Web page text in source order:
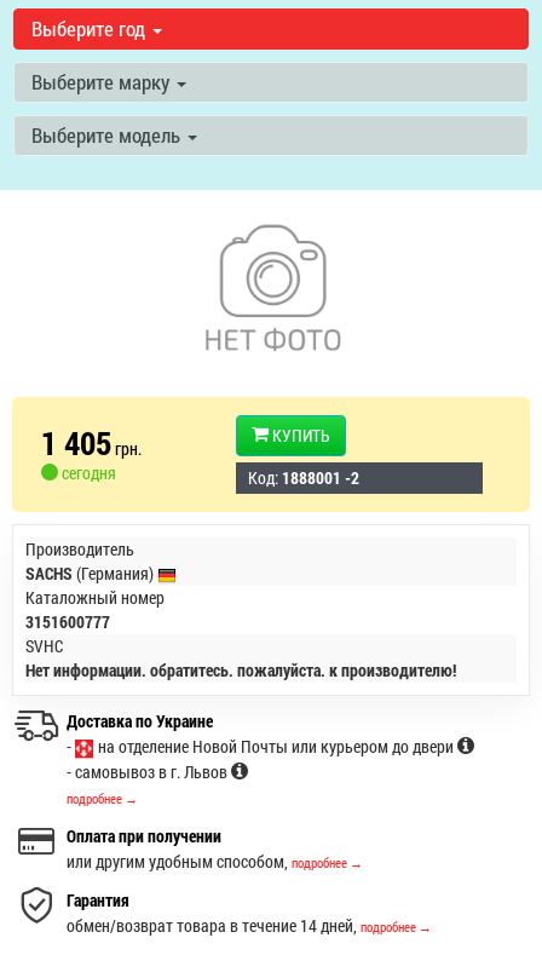
Выберите год
Выберите марку
Выберите модель
1 405грн.
сегодня
КУПИТЬ
Код: 1888001 -2
Производитель
SACHS (Германия)
Каталожный номер
3151600777
SVHC
Нет информации. обратитесь. пожалуйста. к производителю!
Доставка по Украине
-
на отделение Новой Почты или курьером до двери
- самовывоз в г. Львов
подробнее →
Оплата при получении
или другим удобным способом, подробнее →
Гарантия
обмен/возврат товара в течение 14 дней, подробнее →